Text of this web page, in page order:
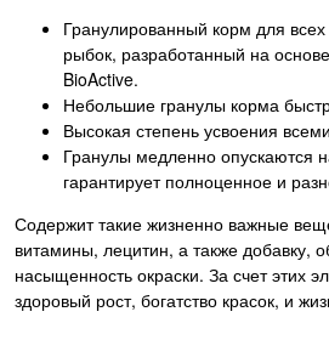
Гранулированный корм для
рыбок, разработанный на
BioActive.
Небольшие гранулы корма
Высокая степень усвоения
Гранулы медленно опускаются
гарантирует полноценное и
Содержит такие жизненно важные
витамины, лецитин, а также добавку,
насыщенность окраски. За счет этих
здоровый рост, богатство красок, и